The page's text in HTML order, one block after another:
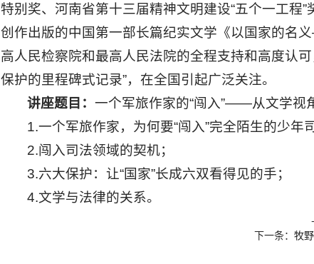
特别奖、河南省第十三届精神文明建设“五个一工程
创作出版的中国第一部长篇纪实文学《以国家的名
高人民检察院和最高人民法院的全程支持和高度认
保护的里程碑式记录”，在全国引起广泛关注。
讲座题目：一个军旅作家的“闯入”——从文学视
1.一个军旅作家，为何要“闯入”完全陌生的少年
2.闯入司法领域的契机；
3.六大保护：让“国家”长成六双看得见的手；
4.文学与法律的关系。
下一条： 牧